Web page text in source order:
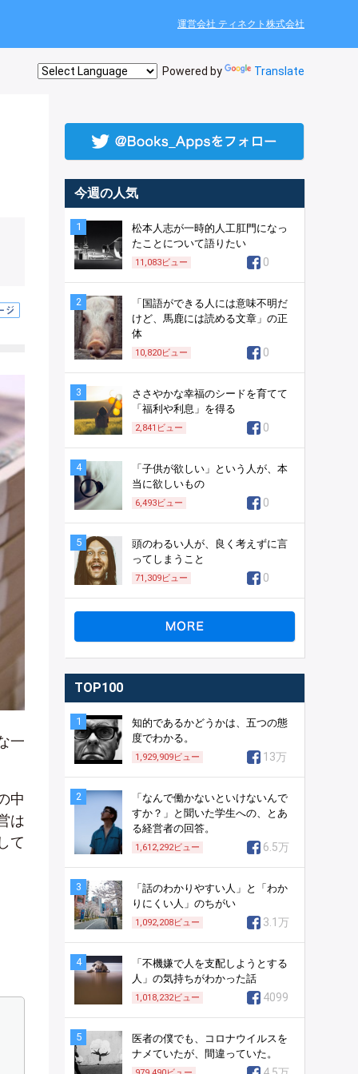
運営会社 ティネクト株式会社
Powered by Translate
一
中
は
て
今週の人気
1
松本人志が一時的人工肛門になっ
たことについて語りたい
11,083ビュー 0
2
「国語ができる人には意味不明だ
けど、馬鹿には読める文章」の正
体
10,820ビュー 0
3
ささやかな幸福のシードを育てて
「福利や利息」を得る
2,841 ビュー 0
4
「子供が欲しい」という人が、本
当に欲しいもの
6,493ビュー 0
5
頭のわるい人が、良く考えずに言
ってしまうこと
71,309ビュー 0
TOP100
1
知的であるかどうかは、五つの態
度でわかる。
1,929,909ビュー 13万
2
「なんで働かないといけないんで
すか？」と聞いた学生への、とあ
る経営者の回答。
1,612,292ビュー 6.5万
3
「話のわかりやすい人」と「わか
りにくい人」のちがい
1,092,208ビュー 3.1万
4
「不機嫌で人を支配しようとする
人」の気持ちがわかった話
1,018,232ビュー 4099
5
医者の僕でも、コロナウイルスを
ナメていたが、間違っていた。